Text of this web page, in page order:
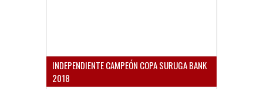
INDEPENDIENTE CAMPEÓN COPA SURUGA BANK
2018